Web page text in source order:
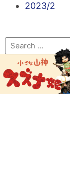
2023/2